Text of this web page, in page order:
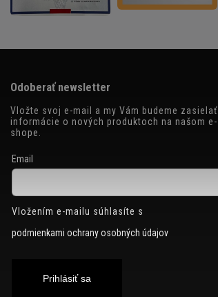
Odoberať newsletter
Vložte svoj e-mail a my Vám budeme zasielať
informácie o nových produktoch na našom e-
shope.
Email
Vložením e-mailu súhlasíte s
podmienkami ochrany osobných údajov
Prihlásiť sa